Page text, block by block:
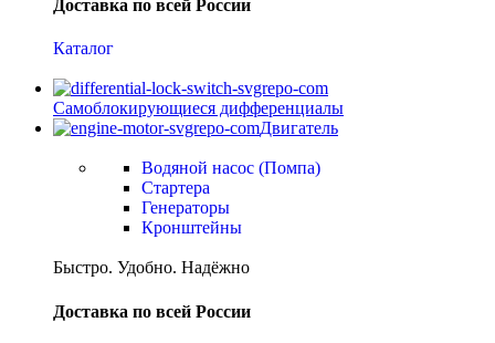
Доставка по всей России
Каталог
Самоблокирующиеся дифференциалы
Двигатель
Водяной насос (Помпа)
Стартера
Генераторы
Кронштейны
Быстро. Удобно. Надёжно
Доставка по всей России